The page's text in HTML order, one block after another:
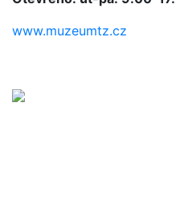
www.muzeumtz.cz